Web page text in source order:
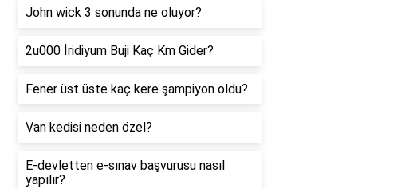
John wick 3 sonunda ne oluyor?
2u000 İridiyum Buji Kaç Km Gider?
Fener üst üste kaç kere şampiyon oldu?
Van kedisi neden özel?
E-devletten e-sınav başvurusu nasıl
yapılır?